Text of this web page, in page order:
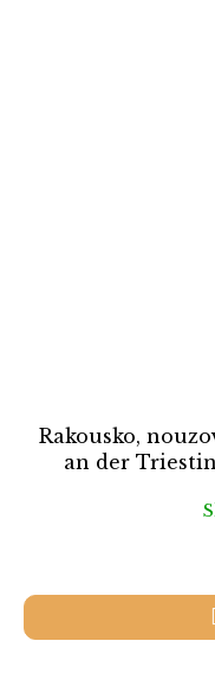
Rakousko,
an der